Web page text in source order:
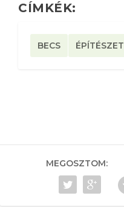
CÍMKÉK:
BECS ÉPÍTÉSZET
MEGOSZTOM: